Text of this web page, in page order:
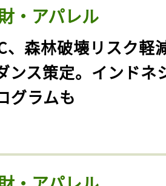
・アパレル
、森林破壊リスク軽
ンス策定。インドネ
グラムも